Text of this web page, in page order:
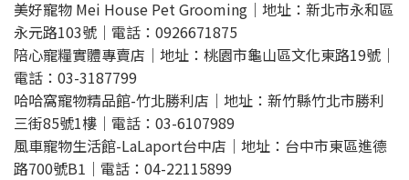
美好寵物 Mei House Pet Grooming｜地址：新北市永和區
永元路103號｜電話：0926671875
陪心寵糧實體專賣店｜地址：桃園市龜山區文化東路19號｜
電話：03-3187799
哈哈窩寵物精品館-竹北勝利店｜地址：新竹縣竹北市勝利
三街85號1樓｜電話：03-6107989
風車寵物生活館-LaLaport台中店｜地址：台中市東區進德
路700號B1｜電話：04-22115899